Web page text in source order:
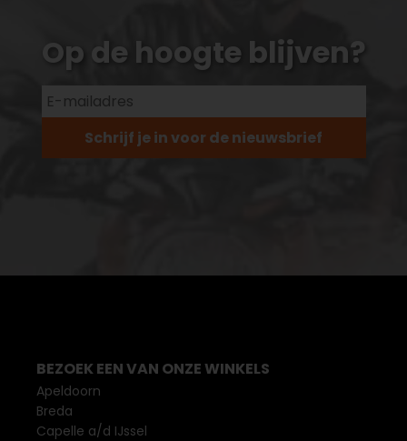
Op de hoogte blijven?
Schrijf je in voor de nieuwsbrief
BEZOEK EEN VAN ONZE WINKELS
Apeldoorn
Breda
Capelle a/d IJssel